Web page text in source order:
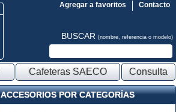
Contacto
Agregar a favoritos
BUSCAR (nombre, referencia o modelo)
Cafeteras SAECO Consulta
ACCESORIOS POR CATEGORÍAS